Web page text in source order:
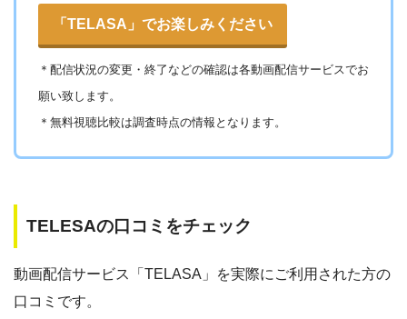
「TELASA」でお楽しみください
＊ 配信状況の変更・終了などの確認は各動画配信サービスでお
願い致します。
＊無料視聴比較は調査時点の情報となります。
TELESAの口コミをチェック
動画配信サービス「TELASA」を実際にご利用された方の
口コミです。